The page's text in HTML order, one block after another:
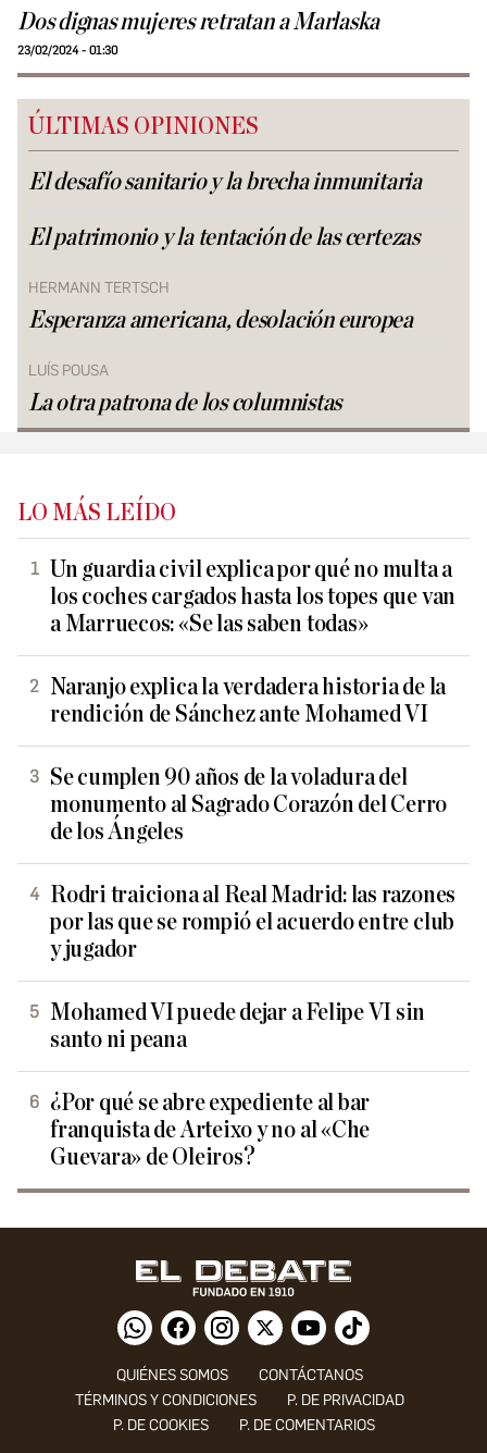
Dos dignas mujeres retratan a Marlaska
23/02/2024 - 01:30
ÚLTIMAS OPINIONES
El desafío sanitario y la brecha inmunitaria
El patrimonio y la tentación de las certezas
HERMANN TERTSCH
Esperanza americana, desolación europea
LUÍS POUSA
La otra patrona de los columnistas
LO MÁS LEÍDO
Un guardia civil explica por qué no multa a
los coches cargados hasta los topes que van
a Marruecos: «Se las saben todas»
Naranjo explica la verdadera historia de la
rendición de Sánchez ante Mohamed VI
Se cumplen 90 años de la voladura del
monumento al Sagrado Corazón del Cerro
de los Ángeles
Rodri traiciona al Real Madrid: las razones
por las que se rompió el acuerdo entre club
y jugador
Mohamed VI puede dejar a Felipe VI sin
santo ni peana
¿Por qué se abre expediente al bar
franquista de Arteixo y no al «Che
Guevara» de Oleiros?
QUIÉNES SOMOS
CONTÁCTANOS
TÉRMINOS Y CONDICIONES
P. DE PRIVACIDAD
P. DE COOKIES
P. DE COMENTARIOS